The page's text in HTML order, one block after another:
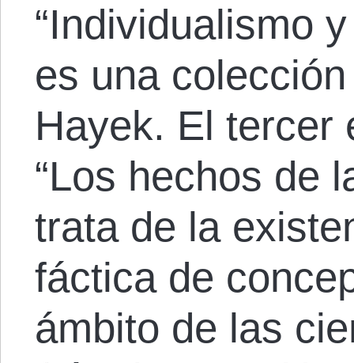
“Individualismo
es una
Hayek. El tercer
“Los hechos de
trata de la
fáctica de
ámbito de las